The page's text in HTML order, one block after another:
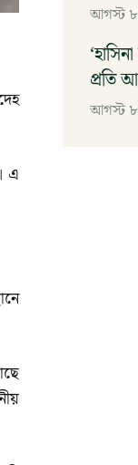
এ
আগস্ট
প্রতি
আগস্ট